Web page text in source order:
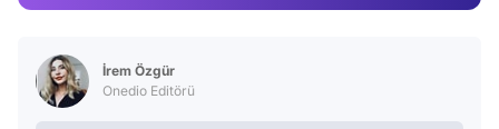
İrem Özgür
Onedio Editörü